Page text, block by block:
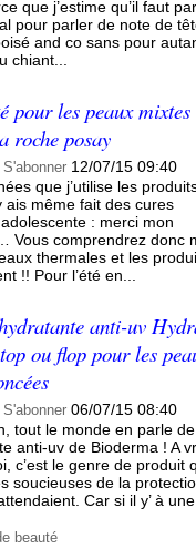
que j’estime qu’il faut
pour parler de note de
and co sans pour
chiant...
pour les peaux
roche posay
S'abonner 12/07/15 09:40
que j’utilise les
ais même fait des cures
: merci mon
Vous comprendrez donc
thermales et les
!! Pour l’été en...
anti-uv
ou flop pour les
S'abonner 06/07/15 08:40
tout le monde en parle
anti-uv de Bioderma ! A
c’est le genre de produit
soucieuses de la
Car si il y’ à une
beauté